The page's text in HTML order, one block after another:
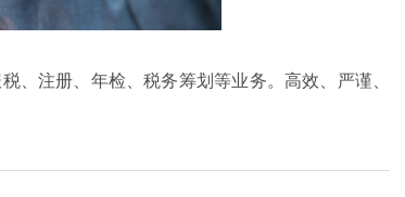
、注册、年检、税务筹划等业务。高效、严谨、